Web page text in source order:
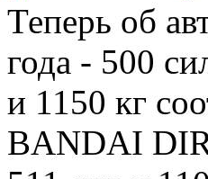
Теперь об
года - 500
и 1150 кг
BANDAI